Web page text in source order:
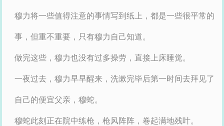
穆力将一些值得注意的事情写到纸上，都是一些很平常的
事，但重不重要，只有穆力自己知道。
做完这些，穆力也没有过多操劳，直接上床睡觉。
一夜过去，穆力早早醒来，洗漱完毕后第一时间去拜见了
自己的便宜父亲，穆蛇。
穆蛇此刻正在院中练枪，枪风阵阵，卷起满地残叶。